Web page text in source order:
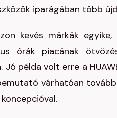
iparágában több
kevés márkák
órák piacának
Jó példa volt erre a
várhatóan